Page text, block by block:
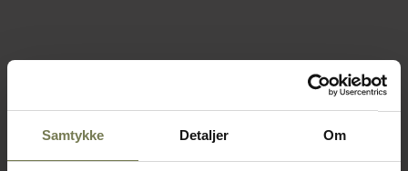
Samtykke Detaljer Om